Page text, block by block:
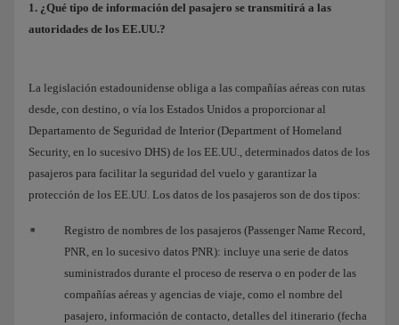
1. ¿Qué tipo de información del pasajero se transmitirá a las
autoridades de los EE.UU.?
La legislación estadounidense obliga a las compañías aéreas con rutas
desde, con destino, o vía los Estados Unidos a proporcionar al
Departamento de Seguridad de Interior (Department of Homeland
Security, en lo sucesivo DHS) de los EE.UU., determinados datos de los
pasajeros para facilitar la seguridad del vuelo y garantizar la
protección de los EE.UU. Los datos de los pasajeros son de dos tipos:
Registro de nombres de los pasajeros (Passenger Name Record,
PNR, en lo sucesivo datos PNR): incluye una serie de datos
suministrados durante el proceso de reserva o en poder de las
compañías aéreas y agencias de viaje, como el nombre del
pasajero, información de contacto, detalles del itinerario (fecha